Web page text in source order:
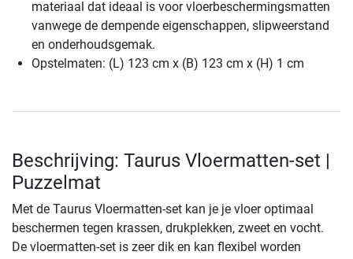
materiaal dat ideaal is voor vloerbeschermingsmatten
vanwege de dempende eigenschappen, slipweerstand
en onderhoudsgemak.
Opstelmaten: (L) 123 cm x (B) 123 cm x (H) 1 cm
Beschrijving: Taurus Vloermatten-set |
Puzzelmat
Met de Taurus Vloermatten-set kan je je vloer optimaal
beschermen tegen krassen, drukplekken, zweet en vocht.
De vloermatten-set is zeer dik en kan flexibel worden